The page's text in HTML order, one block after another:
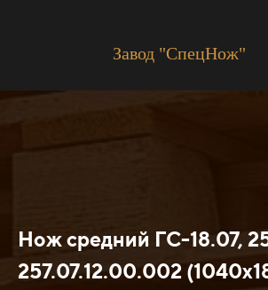
Завод "СпецНож"
Нож средний ГС-18.07,
257.07.12.00.002